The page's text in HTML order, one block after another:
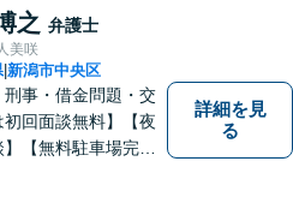
活に戻っていただ
力します。【地域
力になりたい】
之 弁護士
美咲
|新潟市中央区
刑事・借金問題・交
初回面談無料】【夜
】【無料駐車場完
詳細を見
る